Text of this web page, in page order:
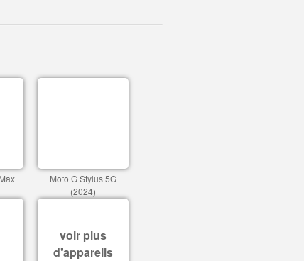
Moto G Stylus 5G
(2024)
voir plus
d'appareils